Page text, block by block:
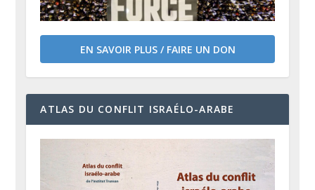
EN SAVOIR PLUS / FAIRE UN DON
ATLAS DU CONFLIT ISRAÉLO-ARABE